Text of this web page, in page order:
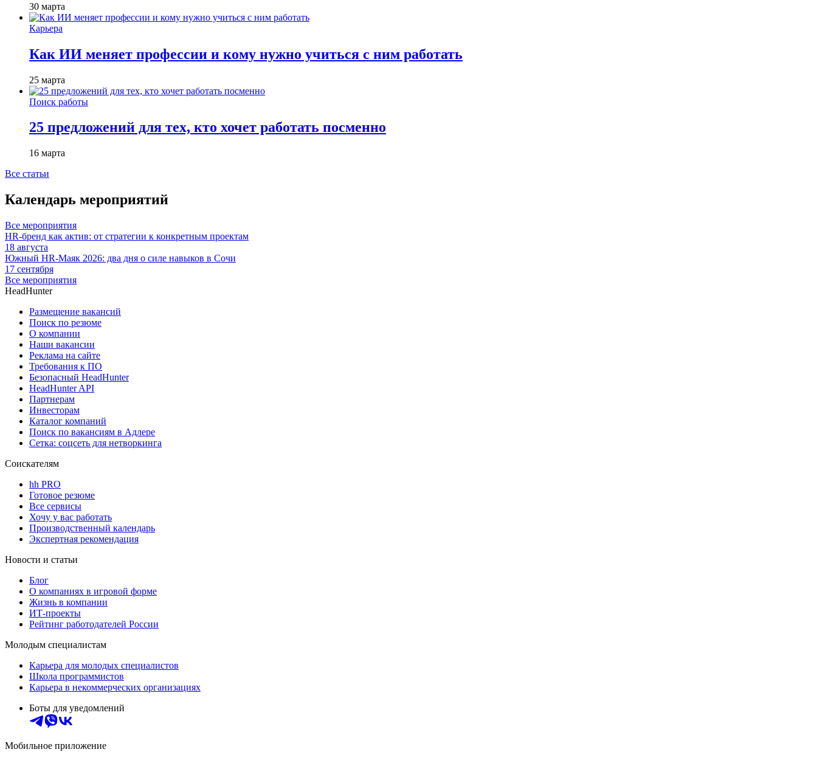
30 марта
Карьера
Как ИИ меняет профессии и кому нужно учиться с ним работать
25 марта
Поиск работы
25 предложений для тех, кто хочет работать посменно
16 марта
Все статьи
Календарь мероприятий
Все мероприятия
HR-бренд как актив: от стратегии к конкретным проектам
18 августа
Южный HR-Маяк 2026: два дня о силе навыков в Сочи
17 сентября
Все мероприятия
HeadHunter
Размещение вакансий
Поиск по резюме
О компании
Наши вакансии
Реклама на сайте
Требования к ПО
Безопасный HeadHunter
HeadHunter API
Партнерам
Инвесторам
Каталог компаний
Поиск по вакансиям в Адлере
Сетка: соцсеть для нетворкинга
Соискателям
hh PRO
Готовое резюме
Все сервисы
Хочу у вас работать
Производственный календарь
Экспертная рекомендация
Новости и статьи
Блог
О компаниях в игровой форме
Жизнь в компании
ИТ-проекты
Рейтинг работодателей России
Молодым специалистам
Карьера для молодых специалистов
Школа программистов
Карьера в некоммерческих организациях
Боты для уведомлений
Мобильное приложение